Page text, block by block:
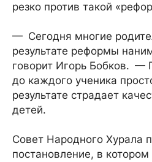
резко против такой
— Сегодня многие
результате реформы
говорит Игорь Бобков. —
до каждого ученика
результате страдает
детей.
Совет Народного Хурала
постановление, в